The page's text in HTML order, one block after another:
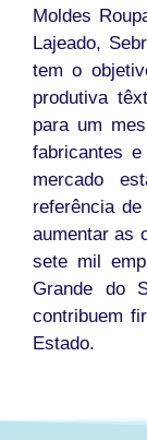
Moldes
Lajeado,
tem o
produtiva
para um
fabricantes
mercado
referência
aumentar as
sete mil
Grande do
contribuem
Estado.